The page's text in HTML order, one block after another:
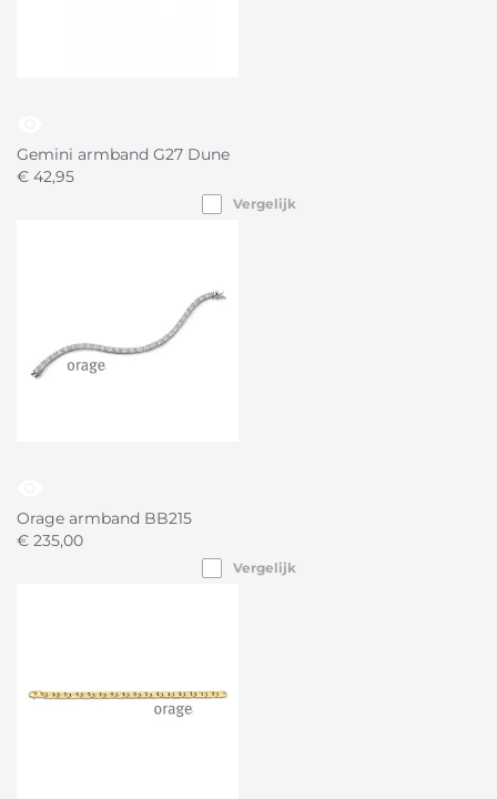
Gemini armband G27 Dune
€ 42,95
Vergelijk
Orage armband BB215
€ 235,00
Vergelijk